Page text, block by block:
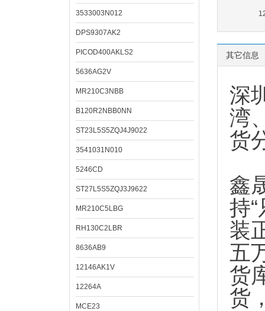
3533003N012
DPS9307AK2
PICOD400AKLS2
5636AG2V
MR210C3NBB
B120R2NBB0NN
ST23L5S5ZQJ4J9022
3541031N010
5246CD
ST27L5S5ZQJ3J9622
MR210C5LBG
RH130C2LBR
8636AB9
12146AK1V
12264A
MCE23
其它信息
深
湾
货
鑫
持
装
五
货
货